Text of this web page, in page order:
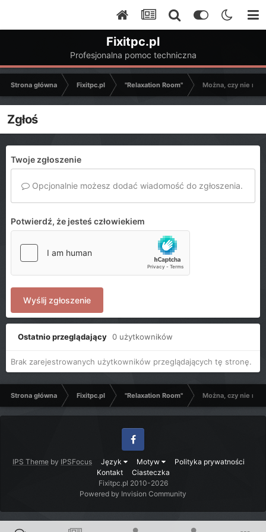
Fixitpc.pl
Profesjonalna pomoc techniczna
Strona główna Fixitpc.pl "Relaxation Room" Można, czy nie
Zgłoś
Twoje zgłoszenie
Opcjonalnie możesz dodać wiadomość do zgłoszenia.
Potwierdź, że jesteś człowiekiem
Wyślij zgłoszenie
Ostatnio przeglądający 0 użytkowników
Brak zarejestrowanych użytkowników przeglądających tę stronę.
Strona główna Fixitpc.pl "Relaxation Room" Można, czy nie
IPS Theme by IPSFocus Język Motyw
Polityka prywatności
Kontakt
Ciasteczka
Facebook
Fixitpc.pl 2010-2026
Powered by Invision Community